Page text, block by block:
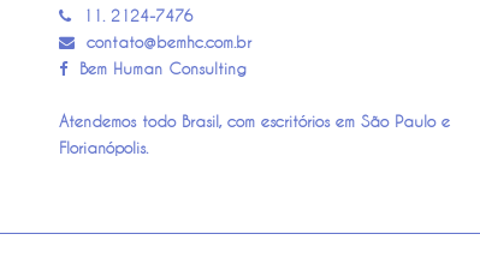
11. 2124-7476
contato@bemhc.com.br
Bem Human Consulting
Atendemos todo Brasil, com escritórios em São Paulo e
Florianópolis.